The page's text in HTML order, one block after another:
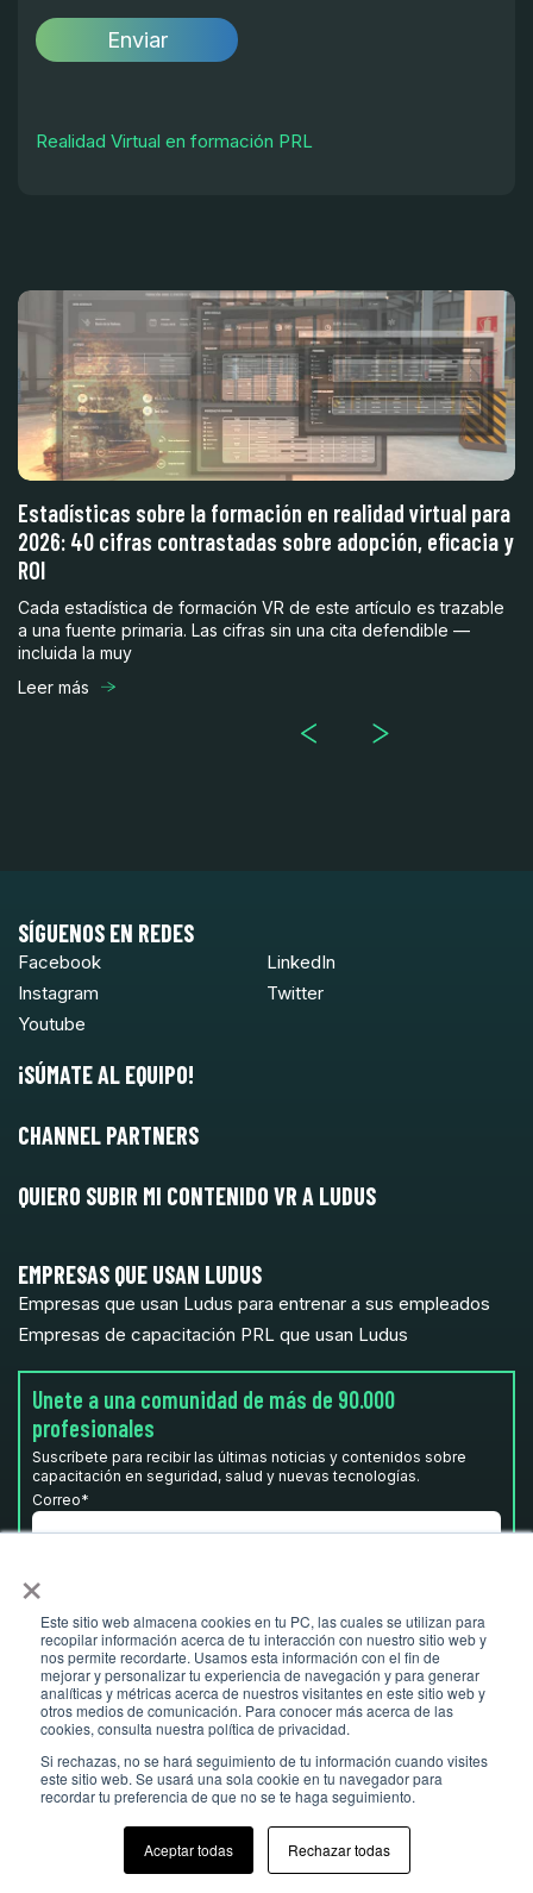
×
Este sitio web almacena cookies en tu PC, las cuales se utilizan para
recopilar información acerca de tu interacción con nuestro sitio web y
nos permite recordarte. Usamos esta información con el fin de
mejorar y personalizar tu experiencia de navegación y para generar
analíticas y métricas acerca de nuestros visitantes en este sitio web y
otros medios de comunicación. Para conocer más acerca de las
cookies, consulta nuestra política de privacidad.
Si rechazas, no se hará seguimiento de tu información cuando visites
este sitio web. Se usará una sola cookie en tu navegador para
recordar tu preferencia de que no se te haga seguimiento.
Aceptar todas Rechazar todas
Realidad Virtual en formación PRL
Estadísticas sobre la formación en realidad virtual para
2026: 40 cifras contrastadas sobre adopción, eficacia y
ROI
Cada estadística de formación VR de este artículo es trazable
a una fuente primaria. Las cifras sin una cita defendible —
incluida la muy
Leer más
SÍGUENOS EN REDES
Facebook
LinkedIn
Instagram
Twitter
Youtube
¡SÚMATE AL EQUIPO!
CHANNEL PARTNERS
QUIERO SUBIR MI CONTENIDO VR A LUDUS
EMPRESAS QUE USAN LUDUS
Empresas que usan Ludus para entrenar a sus empleados
Empresas de capacitación PRL que usan Ludus
Unete a una comunidad de más de 90.000
profesionales
Suscríbete para recibir las últimas noticias y contenidos sobre
capacitación en seguridad, salud y nuevas tecnologías.
Correo*
© Ludus 2026 Iludusglobal.com - Todos los derechos reservados
Política de privacidad